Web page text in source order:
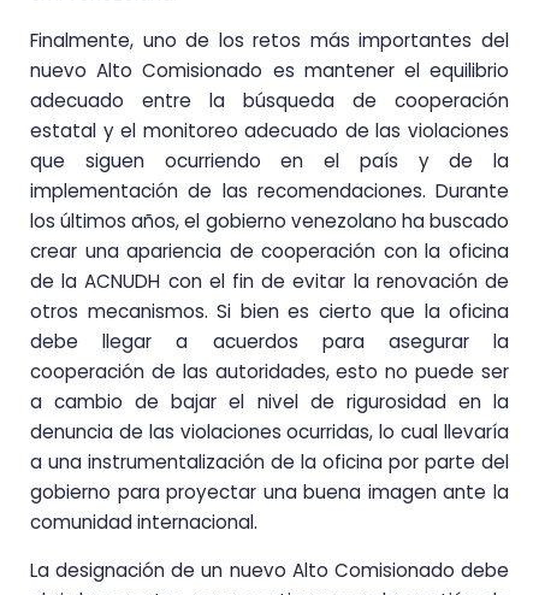
Finalmente, uno de los retos más importantes del
nuevo Alto Comisionado es mantener el equilibrio
adecuado entre la búsqueda de cooperación
estatal y el monitoreo adecuado de las violaciones
que siguen ocurriendo en el país y de la
implementación de las recomendaciones. Durante
los últimos años, el gobierno venezolano ha buscado
crear una apariencia de cooperación con la oficina
de la ACNUDH con el fin de evitar la renovación de
otros mecanismos. Si bien es cierto que la oficina
debe llegar a acuerdos para asegurar la
cooperación de las autoridades, esto no puede ser
a cambio de bajar el nivel de rigurosidad en la
denuncia de las violaciones ocurridas, lo cual llevaría
a una instrumentalización de la oficina por parte del
gobierno para proyectar una buena imagen ante la
comunidad internacional.
La designación de un nuevo Alto Comisionado debe